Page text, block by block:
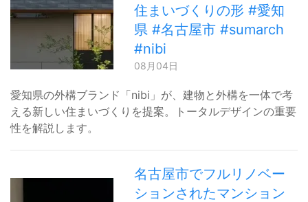
住まいづくりの形 #愛知
県 #名古屋市 #sumarch
#nibi
08月04日
愛知県の外構ブランド「nibi」が、建物と外構を一体で考
える新しい住まいづくりを提案。トータルデザインの重要
性を解説します。
名古屋市でフルリノベー
ションされたマンション